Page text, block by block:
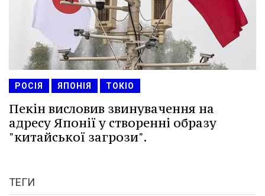
РОСІЯ ЯПОНІЯ ТОКІО
Пекін висловив звинувачення на
адресу Японії у створенні образу
"китайської загрози".
ТЕГИ